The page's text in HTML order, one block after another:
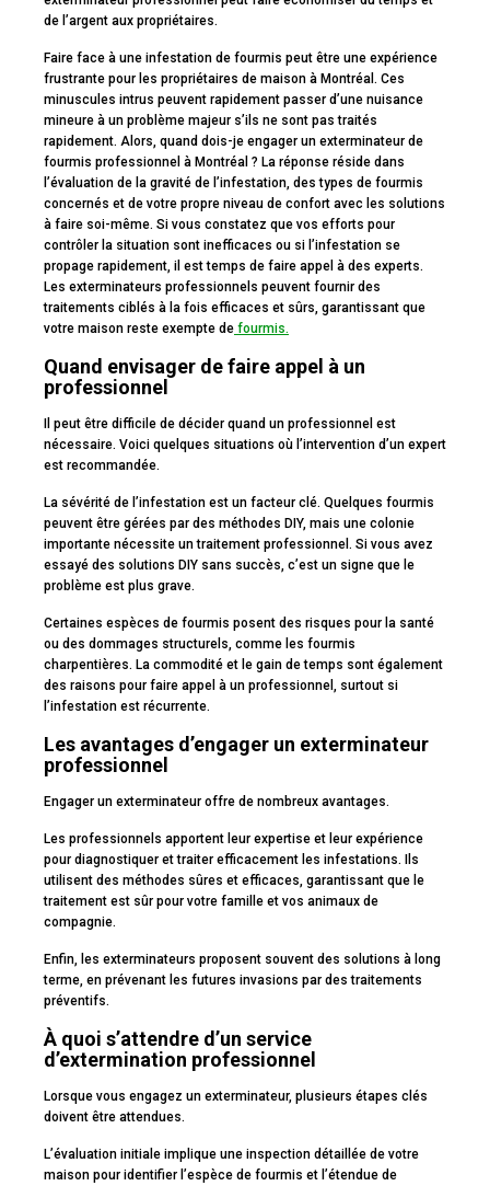
de l’argent aux propriétaires.
Faire face à une infestation de fourmis peut être une expérience
frustrante pour les propriétaires de maison à Montréal. Ces
minuscules intrus peuvent rapidement passer d’une nuisance
mineure à un problème majeur s’ils ne sont pas traités
rapidement. Alors, quand dois-je engager un exterminateur de
fourmis professionnel à Montréal ? La réponse réside dans
l’évaluation de la gravité de l’infestation, des types de fourmis
concernés et de votre propre niveau de confort avec les solutions
à faire soi-même. Si vous constatez que vos efforts pour
contrôler la situation sont inefficaces ou si l’infestation se
propage rapidement, il est temps de faire appel à des experts.
Les exterminateurs professionnels peuvent fournir des
traitements ciblés à la fois efficaces et sûrs, garantissant que
votre maison reste exempte de fourmis.
Quand envisager de faire appel à un
professionnel
Il peut être difficile de décider quand un professionnel est
nécessaire. Voici quelques situations où l’intervention d’un expert
est recommandée.
La sévérité de l’infestation est un facteur clé. Quelques fourmis
peuvent être gérées par des méthodes DIY, mais une colonie
importante nécessite un traitement professionnel. Si vous avez
essayé des solutions DIY sans succès, c’est un signe que le
problème est plus grave.
Certaines espèces de fourmis posent des risques pour la santé
ou des dommages structurels, comme les fourmis
charpentières. La commodité et le gain de temps sont également
des raisons pour faire appel à un professionnel, surtout si
l’infestation est récurrente.
Les avantages d’engager un exterminateur
professionnel
Engager un exterminateur offre de nombreux avantages.
Les professionnels apportent leur expertise et leur expérience
pour diagnostiquer et traiter efficacement les infestations. Ils
utilisent des méthodes sûres et efficaces, garantissant que le
traitement est sûr pour votre famille et vos animaux de
compagnie.
Enfin, les exterminateurs proposent souvent des solutions à long
terme, en prévenant les futures invasions par des traitements
préventifs.
À quoi s’attendre d’un service
d’extermination professionnel
Lorsque vous engagez un exterminateur, plusieurs étapes clés
doivent être attendues.
L’évaluation initiale implique une inspection détaillée de votre
maison pour identifier l’espèce de fourmis et l’étendue de